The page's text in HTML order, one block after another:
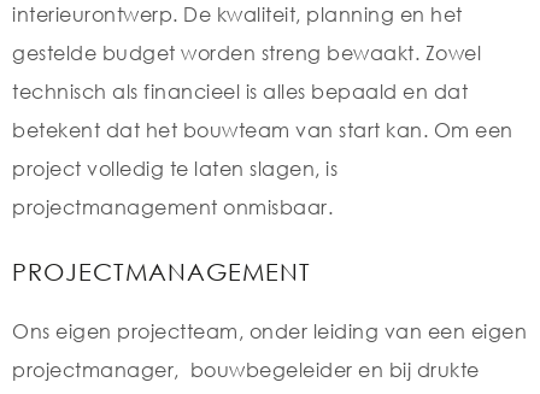
interieurontwerp. De kwaliteit, planning en het
gestelde budget worden streng bewaakt. Zowel
technisch als financieel is alles bepaald en dat
betekent dat het bouwteam van start kan. Om een
project volledig te laten slagen, is
projectmanagement onmisbaar.
PROJECTMANAGEMENT
Ons eigen projectteam, onder leiding van een eigen
projectmanager, bouwbegeleider en bij drukte